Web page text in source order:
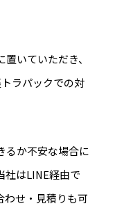
いていただき、
ラパックでの対
るか不安な場合に
社はLINE経由で
わせ・見積りも可